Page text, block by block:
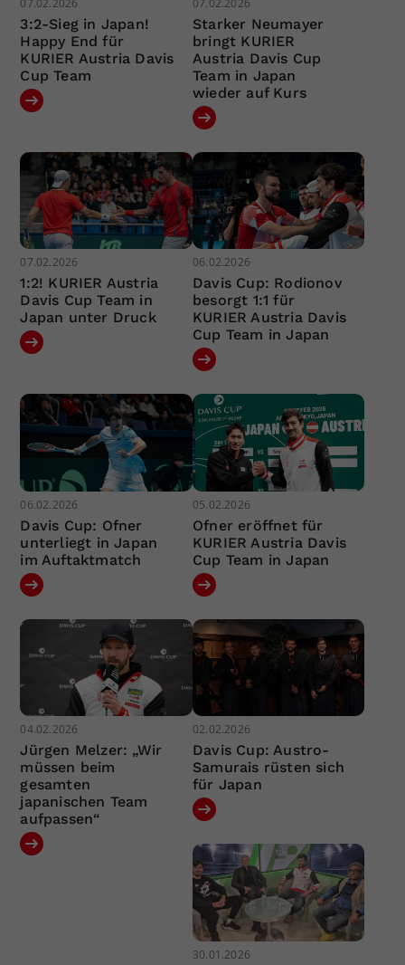
3:2-Sieg in Japan!
Happy End für
KURIER Austria Davis
Cup Team
Starker Neumayer
bringt KURIER
Austria Davis Cup
Team in Japan
wieder auf Kurs
07.02.2026
1:2! KURIER Austria
Davis Cup Team in
Japan unter Druck
06.02.2026
Davis Cup: Rodionov
besorgt 1:1 für
KURIER Austria Davis
Cup Team in Japan
06.02.2026
Davis Cup: Ofner
unterliegt in Japan
im Auftaktmatch
05.02.2026
Ofner eröffnet für
KURIER Austria Davis
Cup Team in Japan
04.02.2026
Jürgen Melzer: „Wir
müssen beim
gesamten
japanischen Team
aufpassen“
02.02.2026
Davis Cup: Austro-
Samurais rüsten sich
für Japan
30.01.2026